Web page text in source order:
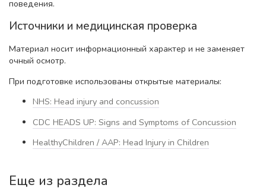
поведения.
Источники и медицинская проверка
Материал носит информационный характер и не заменяет
очный осмотр.
При подготовке использованы открытые материалы:
NHS: Head injury and concussion
CDC HEADS UP: Signs and Symptoms of Concussion
HealthyChildren / AAP: Head Injury in Children
Еще из раздела